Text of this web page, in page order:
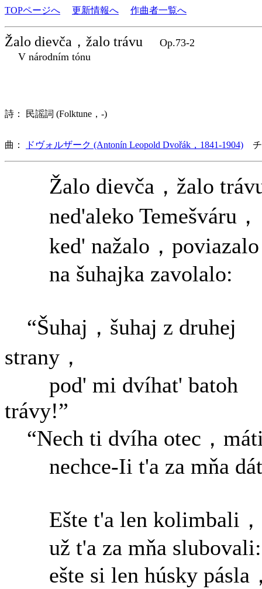
TOPページへ 更新情報へ 作曲者一覧へ
Žalo dievča，žalo trávu
Op.73-2
V národním tónu
詩： 民謡詞 (Folktune，-)
曲： ドヴォルザーク (Antonín Leopold Dvořák，1841-1904) チ
Žalo dievča，žalo
ned'aleko Temešváru，
ked' nažalo，
na šuhajka zavolalo:
“Šuhaj，šuhaj z druhej
strany，
pod' mi dvíhat' batoh
trávy!”
“Nech ti dvíha otec，
nechce-Ii t'a za mňa
Ešte t'a len kolimbali，
už t'a za mňa slubovali:
ešte si len húsky pásla